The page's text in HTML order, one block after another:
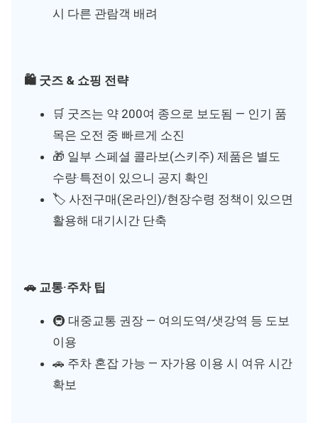
시 다른 관람객 배려
🛍 굿즈 & 쇼핑 전략
🛒 굿즈는 약 200여 종으로 보도됨 — 인기 품
목은 오전 중 빠르게 소진
🎁 일부 스페셜 콜라보(스키주) 제품은 별도
수량·특전이 있으니 공지 확인
🏷 사전구매(온라인)/현장수령 정책이 있으면
활용해 대기시간 단축
🚗 교통·주차 팁
🚇 대중교통 권장 — 여의도역/샛강역 등 도보
이용
🚗 주차 혼잡 가능 — 자가용 이용 시 여유 시간
확보